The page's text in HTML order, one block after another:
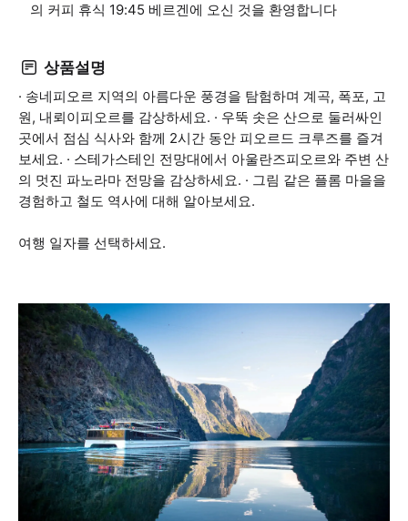
의 커피 휴식 19:45 베르겐에 오신 것을 환영합니다
상품설명
· 송네피오르 지역의 아름다운 풍경을 탐험하며 계곡, 폭포, 고
원, 내뢰이피오르를 감상하세요. · 우뚝 솟은 산으로 둘러싸인
곳에서 점심 식사와 함께 2시간 동안 피오르드 크루즈를 즐겨
보세요. · 스테가스테인 전망대에서 아울란즈피오르와 주변 산
의 멋진 파노라마 전망을 감상하세요. · 그림 같은 플롬 마을을
경험하고 철도 역사에 대해 알아보세요.
여행 일자를 선택하세요.